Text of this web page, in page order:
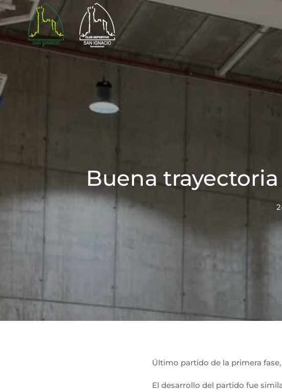
Skip to main content
Buena
Último partido de la primera
El desarrollo del partido fue